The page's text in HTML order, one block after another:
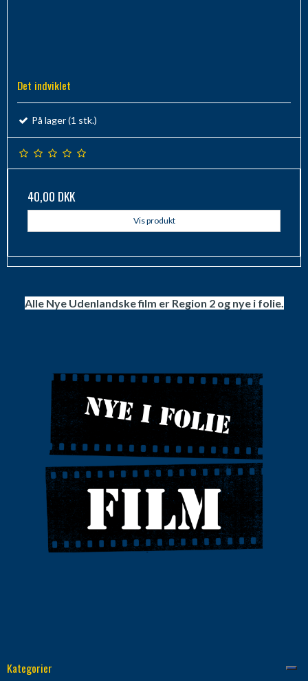
Det indviklet
På lager (1 stk.)
40,00 DKK
Vis produkt
Alle Nye Udenlandske film er Region 2 og nye i folie.
Kategorier